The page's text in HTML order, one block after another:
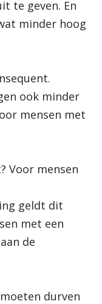
te geven. En
minder hoog
ook minder
mensen met
Voor mensen
geldt dit
met een
de
durven